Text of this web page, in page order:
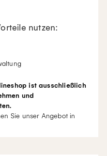
nutzen:
ist ausschließlich
und
Sie unser Angebot in